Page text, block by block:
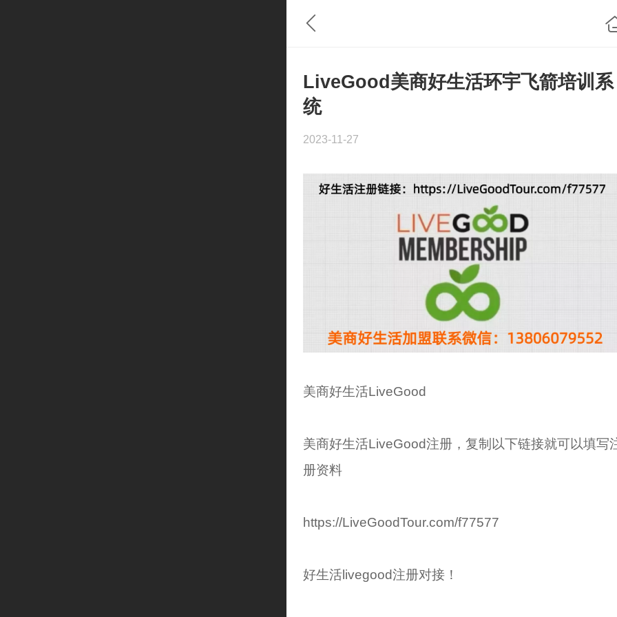
LiveGood美商好生活环宇飞箭培训系
统
2023-11-27
美商好生活LiveGood
美商好生活LiveGood注册，复制以下链接就可以填写
册资料
https://LiveGoodTour.com/f77577
好生活livegood注册对接！